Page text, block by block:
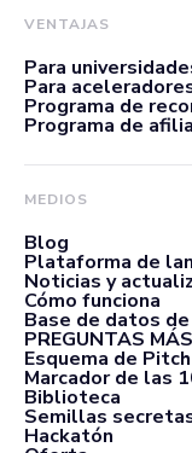
VENTAJAS
Para
Para
Programa de
Programa de
MEDIOS
Blog
Plataforma de
Noticias y
Cómo funciona
Base de datos
PREGUNTAS
Esquema de
Marcador de las
Biblioteca
Semillas
Hackatón